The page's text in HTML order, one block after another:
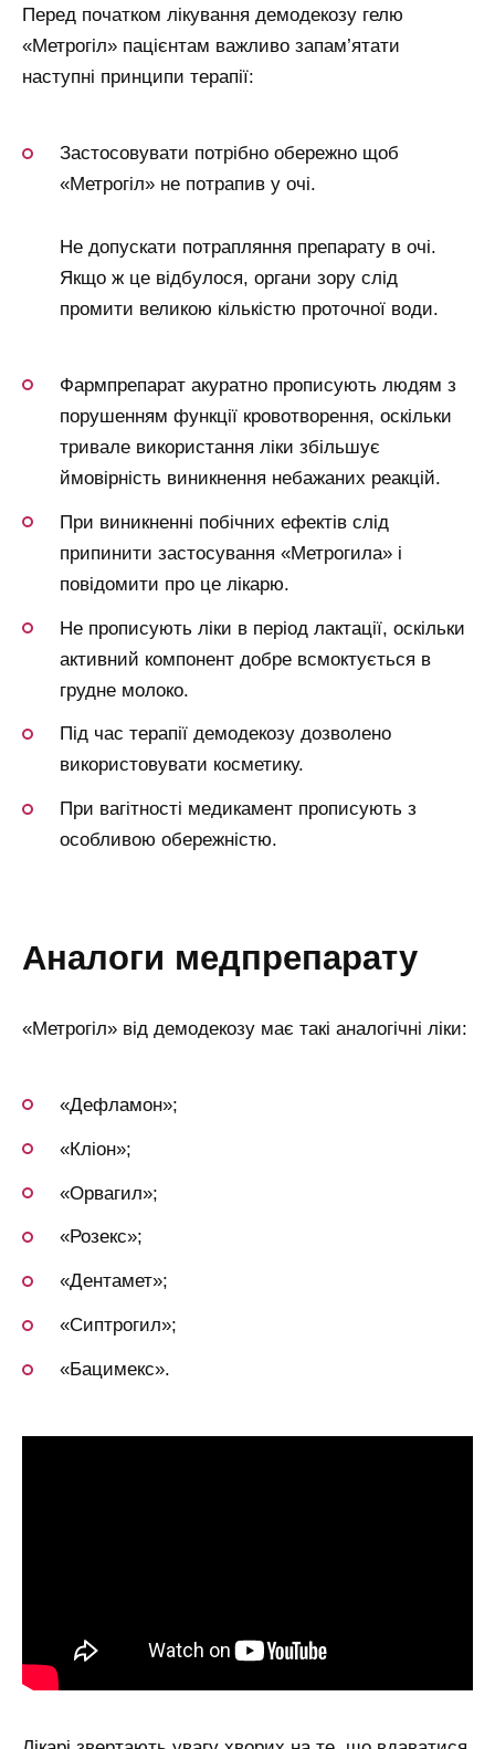
Перед початком лікування демодекозу гелю
«Метрогіл» пацієнтам важливо запам’ятати
наступні принципи терапії:
Застосовувати потрібно обережно щоб
«Метрогіл» не потрапив у очі.
Не допускати потрапляння препарату в очі.
Якщо ж це відбулося, органи зору слід
промити великою кількістю проточної води.
Фармпрепарат акуратно прописують людям з
порушенням функції кровотворення, оскільки
тривале використання ліки збільшує
ймовірність виникнення небажаних реакцій.
При виникненні побічних ефектів слід
припинити застосування «Метрогила» і
повідомити про це лікарю.
Не прописують ліки в період лактації, оскільки
активний компонент добре всмоктується в
грудне молоко.
Під час терапії демодекозу дозволено
використовувати косметику.
При вагітності медикамент прописують з
особливою обережністю.
аналоги медпрепарату
«Метрогіл» від демодекозу має такі аналогічні ліки:
«Дефламон»;
«Кліон»;
«Орвагил»;
«Розекс»;
«Дентамет»;
«Сиптрогил»;
«Бацимекс».